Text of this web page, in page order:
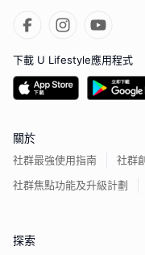
下載 U Lifestyle應用程式
關於
社群最強使用指南
社群
社群焦點功能及升級計劃
探索